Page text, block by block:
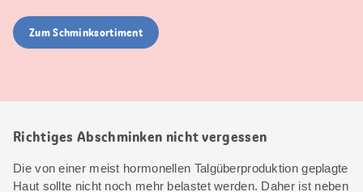
Zum Schminksortiment
Richtiges Abschminken nicht vergessen
Die von einer meist hormonellen Talgüberproduktion geplagte
Haut sollte nicht noch mehr belastet werden. Daher ist neben